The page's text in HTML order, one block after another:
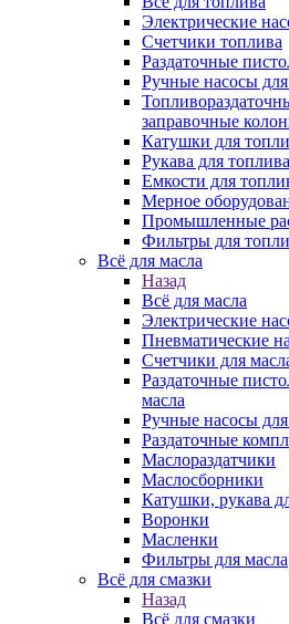
Электрические
Счетчики топлива
Раздаточные
Ручные насосы
заправочные
Катушки для
Рукава для топлива
Емкости для
Мерное
Промышленные
Фильтры для
Всё для масла
Назад
Всё для масла
Электрические
Пневматические
Счетчики для
Раздаточные
масла
Ручные насосы
Раздаточные
Маслораздатчики
Маслосборники
Катушки, рукава
Воронки
Масленки
Фильтры для масла
Всё для смазки
Назад
Всё для смазки